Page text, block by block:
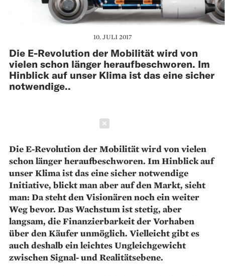
10. JULI 2017
Die E-Revolution der Mobilität wird von
vielen schon länger heraufbeschworen. Im
Hinblick auf unser Klima ist das eine sicher
notwendige..
Die E-Revolution der Mobilität wird von vielen
schon länger heraufbeschworen. Im Hinblick auf
unser Klima ist das eine sicher notwendige
Initiative, blickt man aber auf den Markt, sieht
man: Da steht den Visionären noch ein weiter
Weg bevor. Das Wachstum ist stetig, aber
langsam, die Finanzierbarkeit der Vorhaben
über den Käufer unmöglich. Vielleicht gibt es
auch deshalb ein leichtes Ungleichgewicht
zwischen Signal- und Realitätsebene.